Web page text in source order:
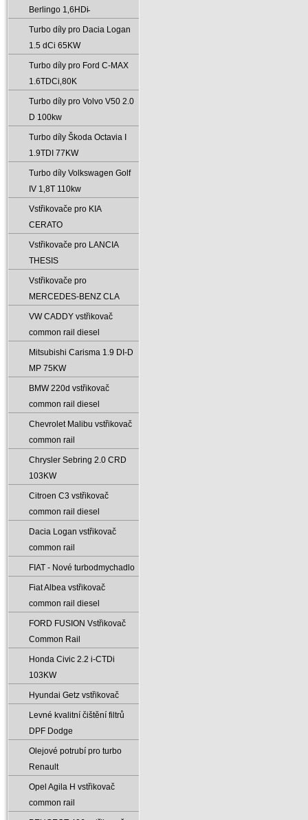
Berlingo 1‚6HDi̵
Turbo díly pro Dacia Logan
1.5 dCi 65KW
Turbo díly pro Ford C-MAX
1.6TDCi‚80K
Turbo díly pro Volvo V50 2.0
D 100kw
Turbo díly Škoda Octavia I
1.9TDI 77KW
Turbo díly Volkswagen Golf
IV 1‚8T 110kw
Vstřikovače pro KIA
CERATO
Vstřikovače pro LANCIA
THESIS
Vstřikovače pro
MERCEDES-BENZ CLA
VW CADDY vstřikovač
common rail diesel
Mitsubishi Carisma 1.9 DI-D
MP 75KW
BMW 220d vstřikovač
common rail diesel
Chevrolet Malibu vstřikovač
common rail
Chrysler Sebring 2.0 CRD
103KW
Citroen C3 vstřikovač
common rail diesel
Dacia Logan vstřikovač
common rail
FIAT - Nové turbodmychadlo
Fiat Albea vstřikovač
common rail diesel
FORD FUSION Vstřikovač
Common Rail
Honda Civic 2.2 i-CTDi
103KW
Hyundai Getz vstřikovač
Levné kvalitní čištění filtrů
DPF Dodge
Olejové potrubí pro turbo
Renault
Opel Agila H vstřikovač
common rail